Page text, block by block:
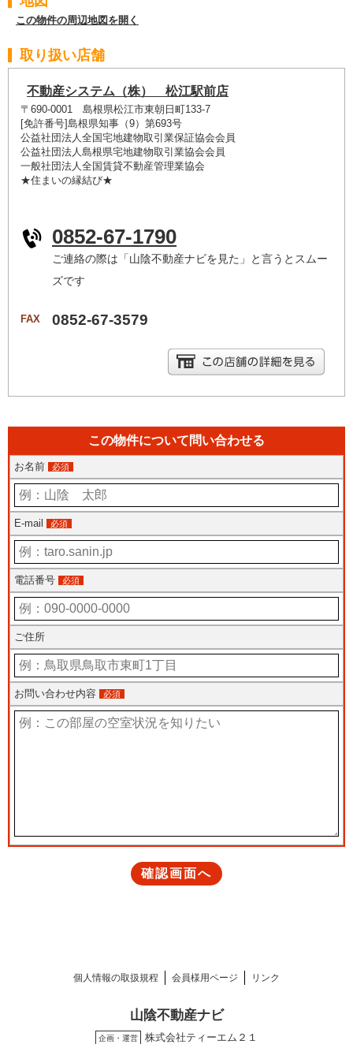
この物件の周辺地図を開く
取り扱い店舗
不動産システム（株） 松江駅前店
〒690-0001 島根県松江市東朝日町133-7
[免許番号]島根県知事（9）第693号
公益社団法人全国宅地建物取引業保証協会会員
公益社団法人島根県宅地建物取引業協会会員
一般社団法人全国賃貸不動産管理業協会
★住まいの縁結び★
0852-67-1790
ご連絡の際は「山陰不動産ナビを見た」と言うとスムー
ズです
FAX 0852-67-3579
個人情報の取扱規程 会員様用ページ リンク
山陰不動産ナビ
企画・運営 株式会社ティーエム２１